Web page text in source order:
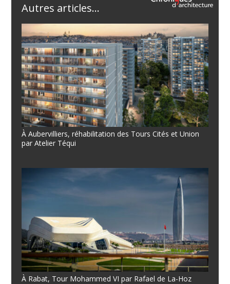
Autres articles...
À Aubervilliers, réhabilitation des Tours Cités et Union
par Atelier Téqui
À Rabat, Tour Mohammed VI par Rafael de La-Hoz